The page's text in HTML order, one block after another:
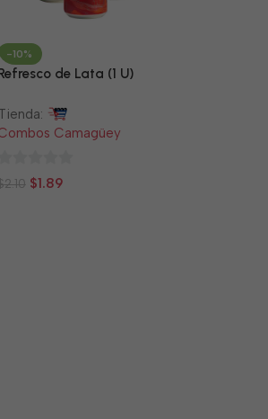
-10%
de Lata (1 U)
Camagüey
2.10 $1.89